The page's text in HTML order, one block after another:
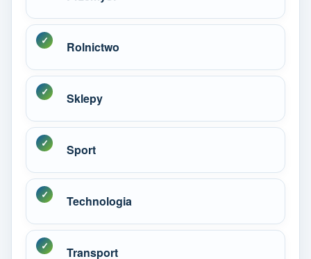
Rolnictwo
Sklepy
Sport
Technologia
Transport